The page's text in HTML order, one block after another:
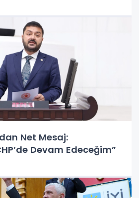
Net Mesaj:
Devam Edeceğim”